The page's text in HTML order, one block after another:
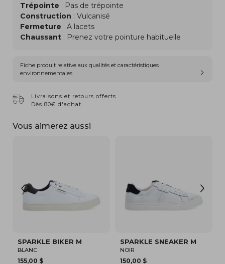
Trépointe : Pas de trépointe
Construction : Vulcanisé
Fermeture : A lacets
Chaussant : Prenez votre pointure habituelle
Fiche produit relative aux qualités et caractéristiques
environnementales
Livraisons et retours offerts
Dès 80€ d'achat.
Vous aimerez aussi
M SPARKLE SNEAKER M ARLO CVO M